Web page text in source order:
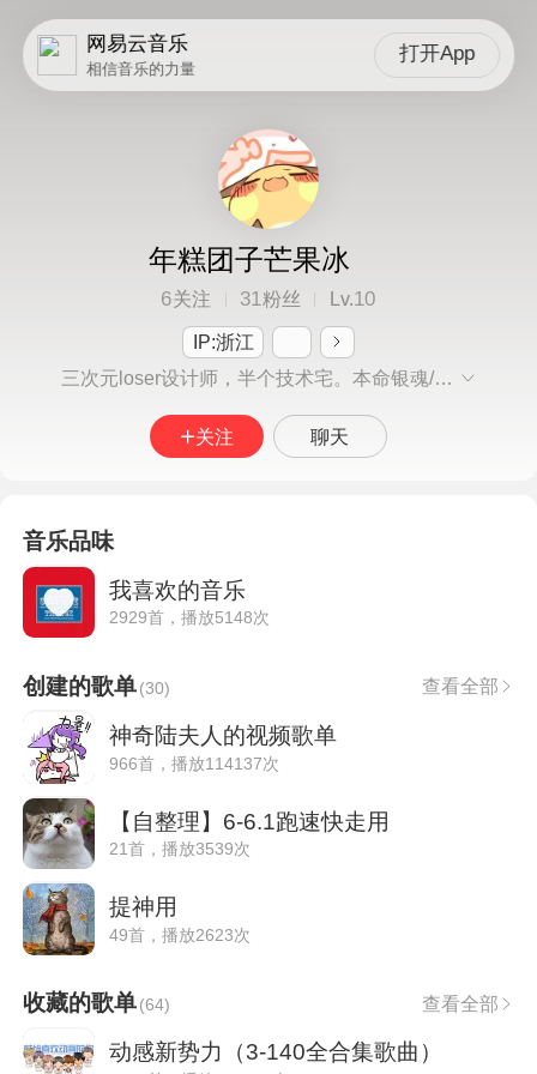
网易云音乐
相信音乐的力量
打开App
年糕团子芒果冰
6关注 31粉丝 Lv.10
IP:浙江
三次元loser设计师，半个技术宅。本命银魂/APH/鬼彻。爱猫爱狗爱花花草草，安定不发神经。
关注 聊天
音乐品味
我喜欢的音乐
2929首，播放5148次
创建的歌单(30) 查看全部
神奇陆夫人的视频歌单
966首，播放114137次
【自整理】6-6.1跑速快走用
21首，播放3539次
提神用
49首，播放2623次
收藏的歌单(64) 查看全部
动感新势力（3-140全合集歌曲）